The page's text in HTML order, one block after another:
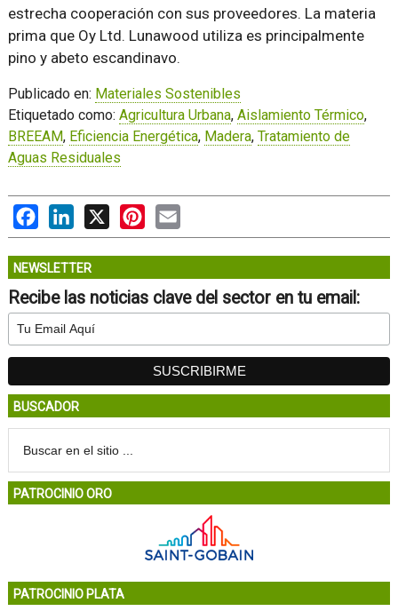
estrecha cooperación con sus proveedores. La materia
prima que Oy Ltd. Lunawood utiliza es principalmente
pino y abeto escandinavo.
Publicado en: Materiales Sostenibles
Etiquetado como: Agricultura Urbana, Aislamiento Térmico,
BREEAM, Eficiencia Energética, Madera, Tratamiento de
Aguas Residuales
FacebookLinkedIn
X PinterestEmail
NEWSLETTER
Recibe las noticias clave del sector en tu email:
BUSCADOR
PATROCINIO ORO
PATROCINIO PLATA